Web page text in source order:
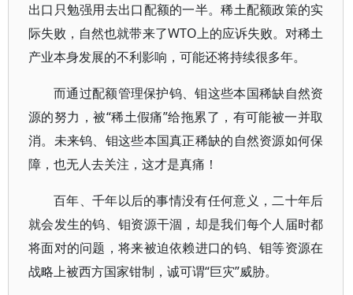
出口只勉强用去出口配额的一半。稀土配额政策的实
际失败，自然也就带来了WTO上的应诉失败。对稀土
产业本身发展的不利影响，可能还将持续很多年。
而通过配额管理保护钨、钼这些本国稀缺自然资
源的努力，被“稀土假痛”给拖累了，有可能被一并取
消。未来钨、钼这些本国真正稀缺的自然资源如何保
障，也无人去关注，这才是真痛！
百年、千年以后的事情没有任何意义，二十年后
就会发生的钨、钼资源干涸，却是我们每个人届时都
将面对的问题，将来被迫依赖进口的钨、钼等资源在
战略上被西方国家钳制，诚可谓“巨灾”威胁。